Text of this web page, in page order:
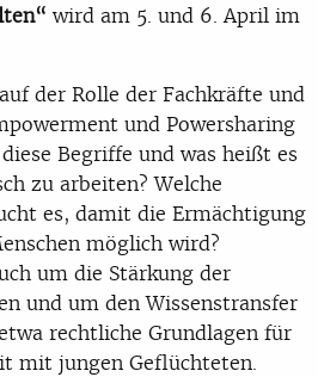
wird am 5. und 6. April im
der Rolle der Fachkräfte und
und Powersharing
Begriffe und was heißt es
zu arbeiten? Welche
es, damit die Ermächtigung
möglich wird?
um die Stärkung der
und um den Wissenstransfer
rechtliche Grundlagen für
mit jungen Geflüchteten.